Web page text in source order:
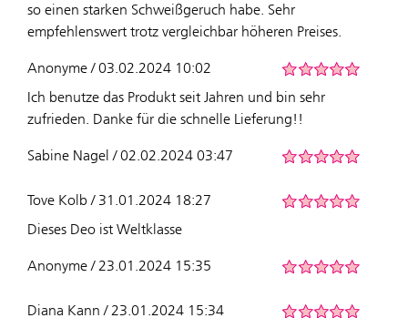
so einen starken Schweißgeruch habe. Sehr
empfehlenswert trotz vergleichbar höheren Preises.
Anonyme / 03.02.2024 10:02
Ich benutze das Produkt seit Jahren und bin sehr
zufrieden. Danke für die schnelle Lieferung!!
Sabine Nagel / 02.02.2024 03:47
Tove Kolb / 31.01.2024 18:27
Dieses Deo ist Weltklasse
Anonyme / 23.01.2024 15:35
Diana Kann / 23.01.2024 15:34